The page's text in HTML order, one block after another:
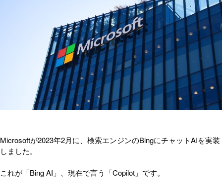
Microsoftが2023年2月に、検索エンジンのBingにチャットAIを実装
しました。
これが「Bing AI」、現在で言う「Copilot」です。